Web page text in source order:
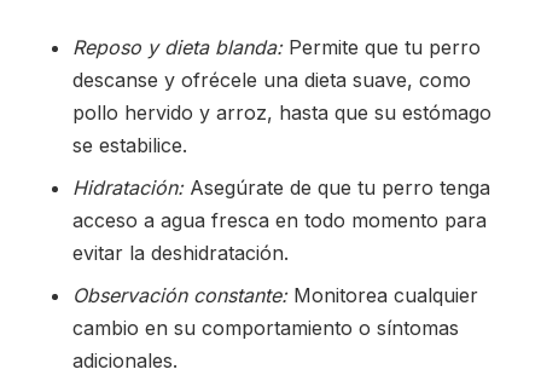
Reposo y dieta blanda:Permite que tu perro
descanse y ofrécele una dieta suave, como
pollo hervido y arroz, hasta que su estómago
se estabilice.
Hidratación:Asegúrate de que tu perro tenga
acceso a agua fresca en todo momento para
evitar la deshidratación.
Observación constante:Monitorea cualquier
cambio en su comportamiento o síntomas
adicionales.